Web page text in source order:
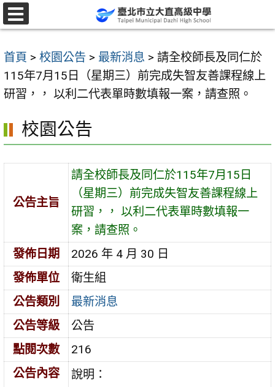
跳
至
要
內
容
首頁 > 校園公告 > 最新消息 > 請全校師長及同仁於
115年7月15日（星期三）前完成失智友善課程線上
研習，， 以利二代表單時數填報一案，請查照。
校園公告
公告主旨
請全校師長及同仁於115年7月15日
（星期三）前完成失智友善課程線上
研習，， 以利二代表單時數填報一
案，請查照。
發佈日期
2026 年 4 月 30 日
發佈單位
衛生組
公告類別
最新消息
公告等級
公告
點閱次數
216
公告內容
說明：
選
單